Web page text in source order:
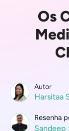
Os
Autor
Harsitaa
Resenha
Sandeep